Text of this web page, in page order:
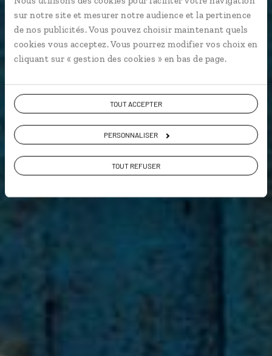
sur notre site et mesurer notre audience et la pertinence
de nos publicités. Vous pouvez choisir maintenant quels
cookies vous acceptez. Vous pourrez modifier vos choix en
cliquant sur « gestion des cookies » en bas de page.
TOUT ACCEPTER
PERSONNALISER
TOUT REFUSER
Guide de voyage
Inde du Nord